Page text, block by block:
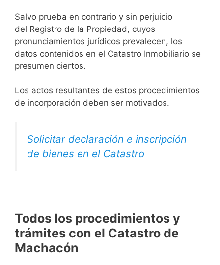
Salvo prueba en contrario y sin perjuicio
del Registro de la Propiedad, cuyos
pronunciamientos jurídicos prevalecen, los
datos contenidos en el Catastro Inmobiliario se
presumen ciertos.
Los actos resultantes de estos procedimientos
de incorporación deben ser motivados.
Solicitar declaración e inscripción
de bienes en el Catastro
Todos los procedimientos y
trámites con el Catastro de
Machacón